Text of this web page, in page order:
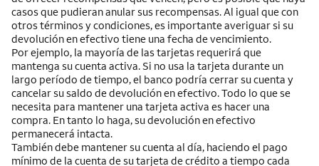
casos que pudieran anular sus recompensas. Al igual que con
otros términos y condiciones, es importante averiguar si su
devolución en efectivo tiene una fecha de vencimiento.
Por ejemplo, la mayoría de las tarjetas requerirá que
mantenga su cuenta activa. Si no usa la tarjeta durante un
largo período de tiempo, el banco podría cerrar su cuenta y
cancelar su saldo de devolución en efectivo. Todo lo que se
necesita para mantener una tarjeta activa es hacer una
compra. En tanto lo haga, su devolución en efectivo
permanecerá intacta.
También debe mantener su cuenta al día, haciendo el pago
mínimo de la cuenta de su tarjeta de crédito a tiempo cada